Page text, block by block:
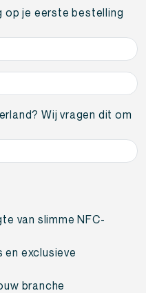
op je eerste bestelling
Wij vragen dit om
van slimme NFC-
exclusieve
branche